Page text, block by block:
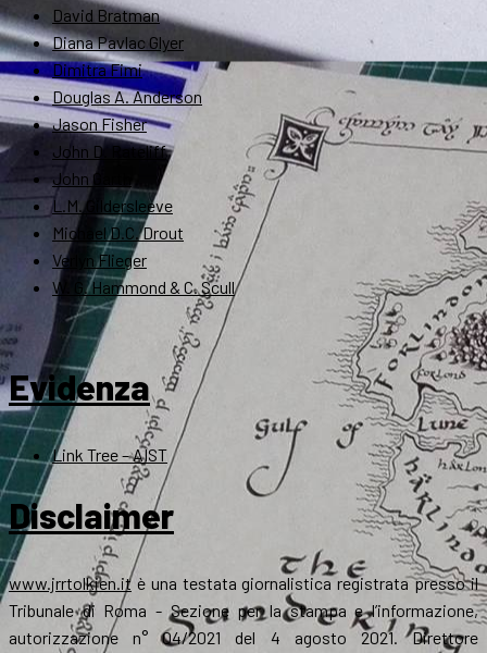
David Bratman
Diana Pavlac Glyer
Dimitra Fimi
Douglas A. Anderson
Jason Fisher
John D. Rateliff
John Garth
L.M. Gildersleeve
Michael D.C. Drout
Verlyn Flieger
W. G. Hammond & C. Scull
Evidenza
Link Tree – AIST
Disclaimer
www.jrrtolkien.itè una testata giornalistica registrata presso il
Tribunale di Roma - Sezione per la stampa e l’informazione,
autorizzazione n° 04/2021 del 4 agosto 2021. Direttore